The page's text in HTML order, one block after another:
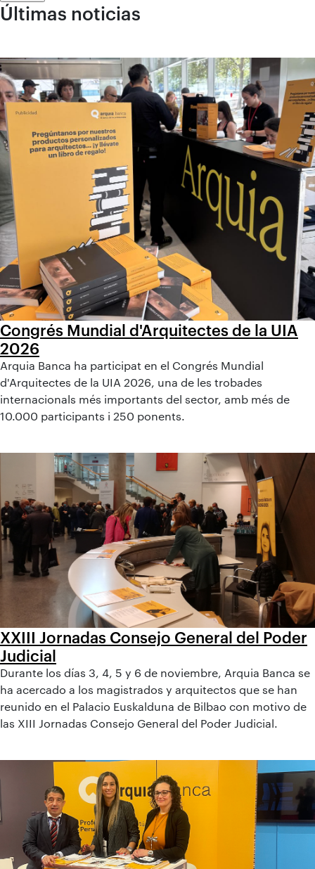
Últimas noticias
Congrés Mundial d'Arquitectes de la UIA
2026
Arquia Banca ha participat en el Congrés Mundial
d'Arquitectes de la UIA 2026, una de les trobades
internacionals més importants del sector, amb més de
10.000 participants i 250 ponents.
XXIII Jornadas Consejo General del Poder
Judicial
Durante los días 3, 4, 5 y 6 de noviembre, Arquia Banca se
ha acercado a los magistrados y arquitectos que se han
reunido en el Palacio Euskalduna de Bilbao con motivo de
las XIII Jornadas Consejo General del Poder Judicial.